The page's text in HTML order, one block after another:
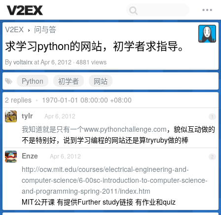
V2EX › 问与答
求学习python的网站，初学者求指导。
Byvoltairxat Apr 6, 2012 · 4881 views
Python 初学者
网站
2 replies • 1970-01-01 08:00:00 +08:00
1
tylr Apr 6, 2012
我知道就是只有一个www.pythonchallenge.com，貌似互动做的
不是特别好，说到学习编程的网站还是算tryruby做的棒
2
Enze Apr 6, 2012
http://ocw.mit.edu/courses/electrical-engineering-and-
computer-science/6-00sc-introduction-to-computer-science-
and-programming-spring-2011/index.htm
MIT公开课 有提供Further study链接 有作业和quiz